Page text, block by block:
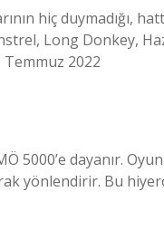
hiç duymadığı,
Long Donkey,
2022
dayanır.
yönlendirir. Bu